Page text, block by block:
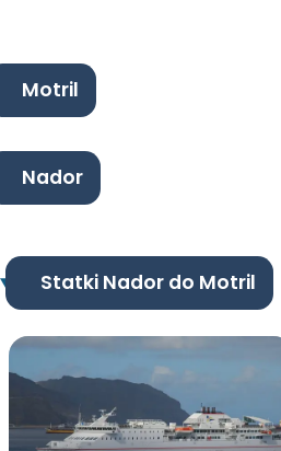
Motril
Nador
Statki Nador do Motril